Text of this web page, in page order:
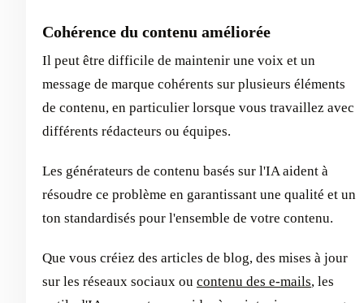
Cohérence du contenu améliorée
Il peut être difficile de maintenir une voix et un
message de marque cohérents sur plusieurs éléments
de contenu, en particulier lorsque vous travaillez avec
différents rédacteurs ou équipes.
Les générateurs de contenu basés sur l'IA aident à
résoudre ce problème en garantissant une qualité et un
ton standardisés pour l'ensemble de votre contenu.
Que vous créiez des articles de blog, des mises à jour
sur les réseaux sociaux ou contenu des e-mails, les